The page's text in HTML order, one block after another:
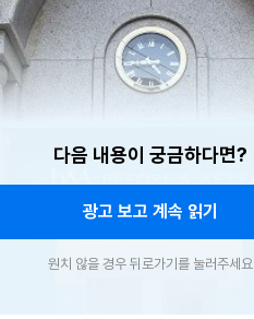
다음 내용이 궁금하다면?
광고 보고 계속 읽기
원치 않을 경우 뒤로가기를 눌러주세요